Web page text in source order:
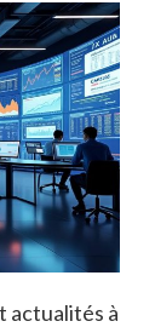
actualités à